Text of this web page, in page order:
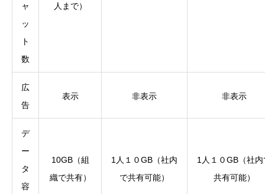
ャ
ッ
ト
数
人まで）
広
告
表示 非表示 非表示
デ
ー
タ
容
10GB（組
織で共有）
1人１０GB（社内
で共有可能）
1人１０GB（社内
共有可能）